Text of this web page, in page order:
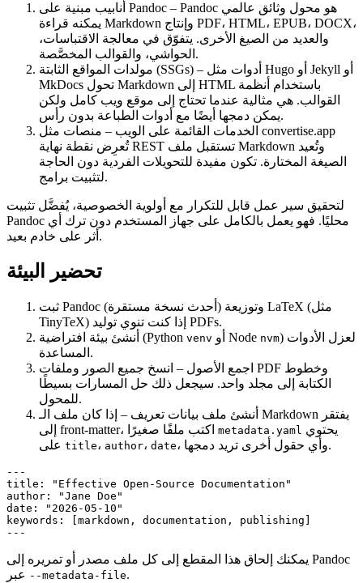
أنابيب مبنية على Pandoc – Pandoc هو محول وثائق عالمي
يمكنه قراءة Markdown وإنتاج PDF، HTML، EPUB، DOCX،
والعديد من الصيغ الأخرى. يتفوّق في معالجة الاقتباسات،
الحواشي، والقوالب المخصَّصة.
مولدات المواقع الثابتة (SSGs) – أدوات مثل Hugo أو Jekyll أو
MkDocs تحول Markdown إلى HTML باستخدام أنظمة
القوالب. هي مثالية عندما تحتاج إلى موقع ويب كامل ولكن
يمكن دمجها أيضًا مع أدوات الطباعة بدون رأس.
الخدمات القائمة على الويب – منصات مثل convertise.app
تُعرِض نقطة نهاية REST تستقبل ملف Markdown وتُعيد
الصيغة المختارة. تكون مفيدة للتحويلات الفردية دون الحاجة
لتثبيت برامج.
لتحقيق سير عمل قابل للتكرار مع أولوية الخصوصية، يُفضَّل تثبيت
Pandoc محليًا. فهو يعمل بالكامل على جهاز المستخدم دون ترك أي
أثر على خادم بعيد.
تحضير البيئة
ثبت Pandoc (أحدث نسخة مستقرة) وتوزيعة LaTeX (مثل
TinyTeX) إذا كنت تنوي توليد PDFs.
أنشئ بيئة افتراضية (Python venv أو Node nvm) لعزل الأدوات
المساعدة.
اجمع الأصول – انسخ جميع الصور وملفات PDF وخطوط
الكتابة إلى مجلد واحد. سيجعل ذلك حل المسارات بسيطًا
للمحول.
أنشئ ملف بيانات تعريف – إذا كان ملف الـ Markdown يفتقر
metadata.yaml
title، author، date ، وأي حقول أخرى تريد دمجها.
---
title: "Effective Open‑Source Documentation"
author: "Jane Doe"
date: "2026-05-10"
keywords: [markdown, documentation, publishing]
يمكنك إلحاق هذا المقطع إلى كل ملف مصدر أو تمريره إلى Pandoc
--metadata-file.